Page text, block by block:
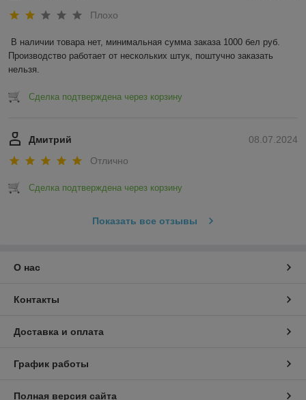
Плохо
В наличии товара нет, минимальная сумма заказа 1000 бел руб.
Производство работает от нескольких штук, поштучно заказать
нельзя.
Сделка подтверждена через корзину
08.07.2024
Дмитрий
Отлично
Сделка подтверждена через корзину
Показать все отзывы
О нас
Контакты
Доставка и оплата
График работы
Полная версия сайта